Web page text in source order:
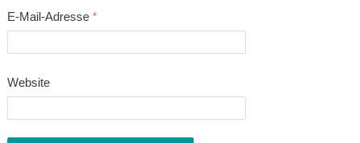
E-Mail-Adresse *
Website